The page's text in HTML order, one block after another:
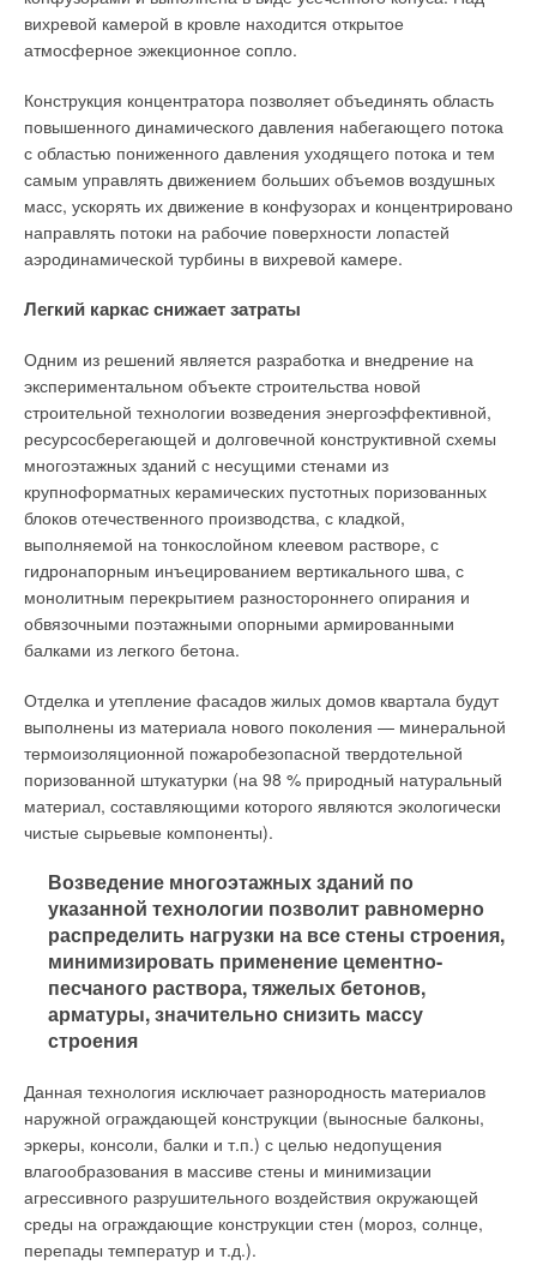
вихревой камерой в кровле находится открытое
атмосферное эжекционное сопло.
Конструкция концентратора позволяет объединять область
повышенного динамического давления набегающего потока
с областью пониженного давления уходящего потока и тем
самым управлять движением больших объемов воздушных
масс, ускорять их движение в конфузорах и концентрировано
направлять потоки на рабочие поверхности лопастей
аэродинамической турбины в вихревой камере.
Легкий каркас снижает затраты
Одним из решений является разработка и внедрение на
экспериментальном объекте строительства новой
строительной технологии возведения энергоэффективной,
ресурсосберегающей и долговечной конструктивной схемы
многоэтажных зданий с несущими стенами из
крупноформатных керамических пустотных поризованных
блоков отечественного производства, с кладкой,
выполняемой на тонкослойном клеевом растворе, с
гидронапорным инъецированием вертикального шва, с
монолитным перекрытием разностороннего опирания и
обвязочными поэтажными опорными армированными
балками из легкого бетона.
Отделка и утепление фасадов жилых домов квартала будут
выполнены из материала нового поколения — минеральной
термоизоляционной пожаробезопасной твердотельной
поризованной штукатурки (на 98 % природный натуральный
материал, составляющими которого являются экологически
чистые сырьевые компоненты).
Возведение многоэтажных зданий по
указанной технологии позволит равномерно
распределить нагрузки на все стены строения,
минимизировать применение цементно-
песчаного раствора, тяжелых бетонов,
арматуры, значительно снизить массу
строения
Данная технология исключает разнородность материалов
наружной ограждающей конструкции (выносные балконы,
эркеры, консоли, балки и т.п.) с целью недопущения
влагообразования в массиве стены и минимизации
агрессивного разрушительного воздействия окружающей
среды на ограждающие конструкции стен (мороз, солнце,
перепады температур и т.д.).